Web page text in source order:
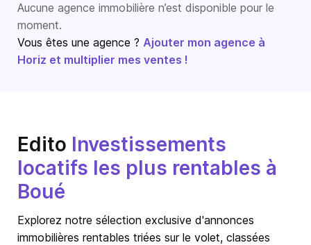
Aucune agence immobilière n’est disponible pour le
moment.
Vous êtes une agence ? Ajouter mon agence à
Horiz et multiplier mes ventes !
Edito Investissements
locatifs les plus rentables à
Boué
Explorez notre sélection exclusive d'annonces
immobilières rentables triées sur le volet, classées